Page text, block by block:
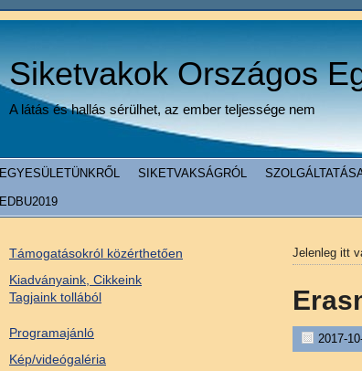
Siketvakok Országos
A látás és hallás sérülhet, az ember teljessége nem
EGYESÜLETÜNKRŐL SIKETVAKSÁGRÓL
EDBU2019
Jelenleg itt
2017-
Támogatásokról közérthetően
Kiadványaink, Cikkeink
Tagjaink tollából
Programajánló
Kép/videógaléria